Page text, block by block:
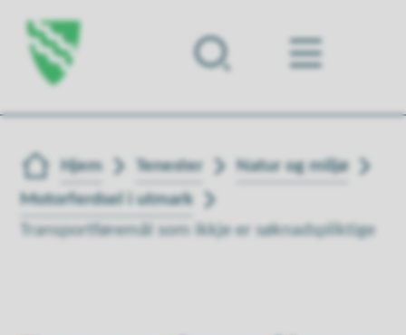
Forsiden
Du er her:
Hjem Tenester
Natur og miljø
Motorferdsel i utmark
Transportføremål som ikkje er søknadspliktige